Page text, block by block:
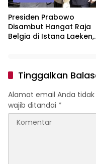
Presiden Prabowo
Disambut Hangat Raja
Belgia di Istana Laeken,
Tinggalkan
Alamat email Anda tidak
wajib ditandai *